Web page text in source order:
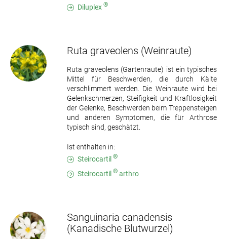
Diluplex ®
Ruta graveolens (Weinraute)
Ruta graveolens (Gartenraute) ist ein typisches
Mittel für Beschwerden, die durch Kälte
verschlimmert werden. Die Weinraute wird bei
Gelenkschmerzen, Steifigkeit und Kraftlosigkeit
der Gelenke, Beschwerden beim Treppensteigen
und anderen Symptomen, die für Arthrose
typisch sind, geschätzt.
Ist enthalten in:
Steirocartil ®
Steirocartil ® arthro
Sanguinaria canadensis
(Kanadische Blutwurzel)